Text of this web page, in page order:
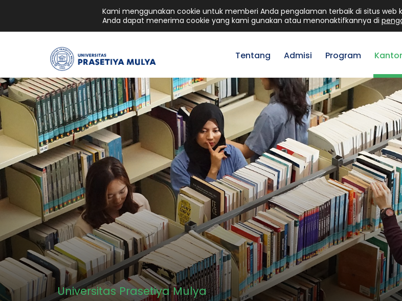
Tentang Admisi Program
Universitas Prasetiya Mulya
Kami menggunakan cookie untuk memberi Anda pengalaman terbaik di situs web
Anda dapat menerima cookie yang kami gunakan atau menonaktifkannya di